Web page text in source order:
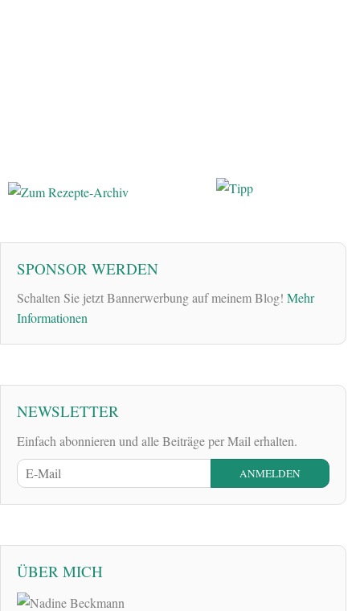
SPONSOR WERDEN
Schalten Sie jetzt Bannerwerbung auf meinem Blog! Mehr
Informationen
NEWSLETTER
Einfach abonnieren und alle Beiträge per Mail erhalten.
ÜBER MICH